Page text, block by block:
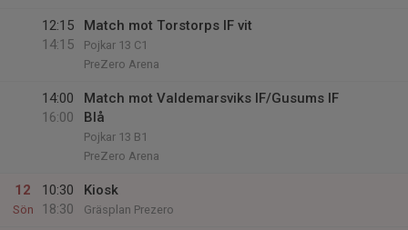
12:15
14:15
Match mot Torstorps IF vit
Pojkar 13 C1
PreZero Arena
14:00
16:00
Match mot Valdemarsviks IF/Gusums IF
Blå
Pojkar 13 B1
PreZero Arena
12
Sön
10:30
18:30
Kiosk
Gräsplan Prezero